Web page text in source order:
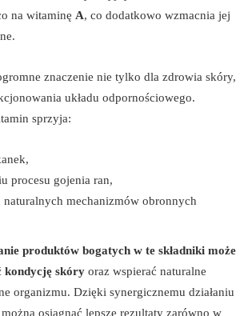
na witaminę A, co dodatkowo wzmacnia jej
znaczenie nie tylko dla zdrowia skóry,
układu odpornościowego.
sprzyja:
procesu gojenia ran,
mechanizmów obronnych
produktów bogatych w te składniki może
kondycję skóry oraz wspierać naturalne
organizmu. Dzięki synergicznemu działaniu
można osiągnąć lepsze rezultaty zarówno w